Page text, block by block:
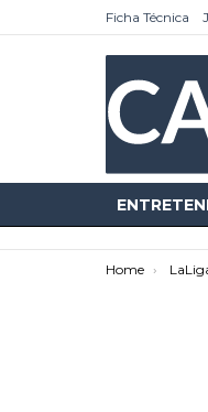
Ficha Técnica
You are here:
Home